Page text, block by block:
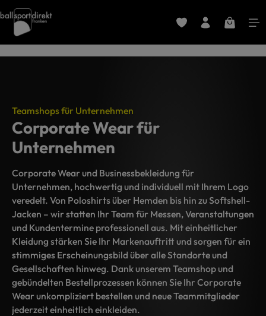
Zum Hauptinhalt springen Du hast 0 Produkte
Teamshops für Unternehmen
Corporate Wear für
Unternehmen
Corporate Wear und Businessbekleidung für
Unternehmen, hochwertig und individuell mit Ihrem Logo
veredelt. Von Poloshirts über Hemden bis hin zu Softshell-
Jacken – wir statten Ihr Team für Messen, Veranstaltungen
und Kundentermine professionell aus. Mit einheitlicher
Kleidung stärken Sie Ihr Markenauftritt und sorgen für ein
stimmiges Erscheinungsbild über alle Standorte und
Gesellschaften hinweg. Dank unserem Teamshop und
gebündelten Bestellprozessen können Sie Ihr Corporate
Wear unkompliziert bestellen und neue Teammitglieder
jederzeit einheitlich einkleiden.